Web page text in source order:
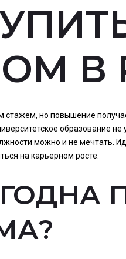
В
стажем, но повышение
образование
можно и не мечтать.
на карьерном росте.